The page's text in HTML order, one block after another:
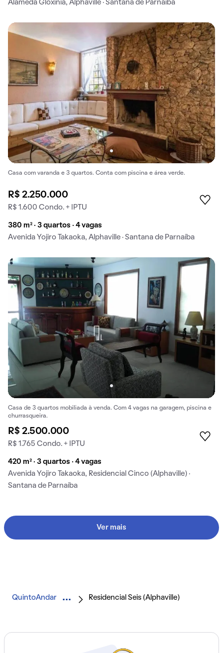
Alameda Gloxinia, Alphaville · Santana de Parnaíba
Casa com varanda e 3 quartos. Conta com piscina e área verde.
R$ 2.250.000
R$ 1.600 Condo. + IPTU
380 m² · 3 quartos · 4 vagas
Avenida Yojiro Takaoka, Alphaville · Santana de Parnaíba
Casa de 3 quartos mobiliada à venda. Com 4 vagas na garagem, piscina e
churrasqueira.
R$ 2.500.000
R$ 1.765 Condo. + IPTU
420 m² · 3 quartos · 4 vagas
Avenida Yojiro Takaoka, Residencial Cinco (Alphaville) ·
Santana de Parnaíba
Ver mais
QuintoAndar Residencial Seis (Alphaville)